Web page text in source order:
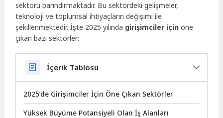
sektörü barındırmaktadır. Bu sektördeki gelişmeler,
teknoloji ve toplumsal ihtiyaçların değişimi ile
şekillenmektedir. İşte 2025 yılında girişimciler için öne
çıkan bazı sektörler:
İçerik Tablosu
2025’de Girişimciler İçin Öne Çıkan Sektörler
Yüksek Büyüme Potansiyeli Olan İş Alanları